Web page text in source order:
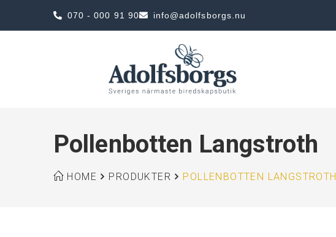
070 - 000 91 90 info@adolfsborgs.nu
Pollenbotten Langstroth
HOME PRODUKTER POLLENBOTTEN LANGSTROTH